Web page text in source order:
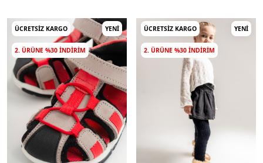
ÜCRETSIZ KARGO YENI
2. ÜRÜNE %30 INDIRIM
ÜCRETSIZ KARGO YENI
2. ÜRÜNE %30 INDIRIM